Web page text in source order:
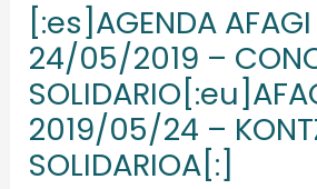
[:es]AGENDA AFAGI
24/05/2019 –
2019/05/24 –
SOLIDARIOA[:]
entradas